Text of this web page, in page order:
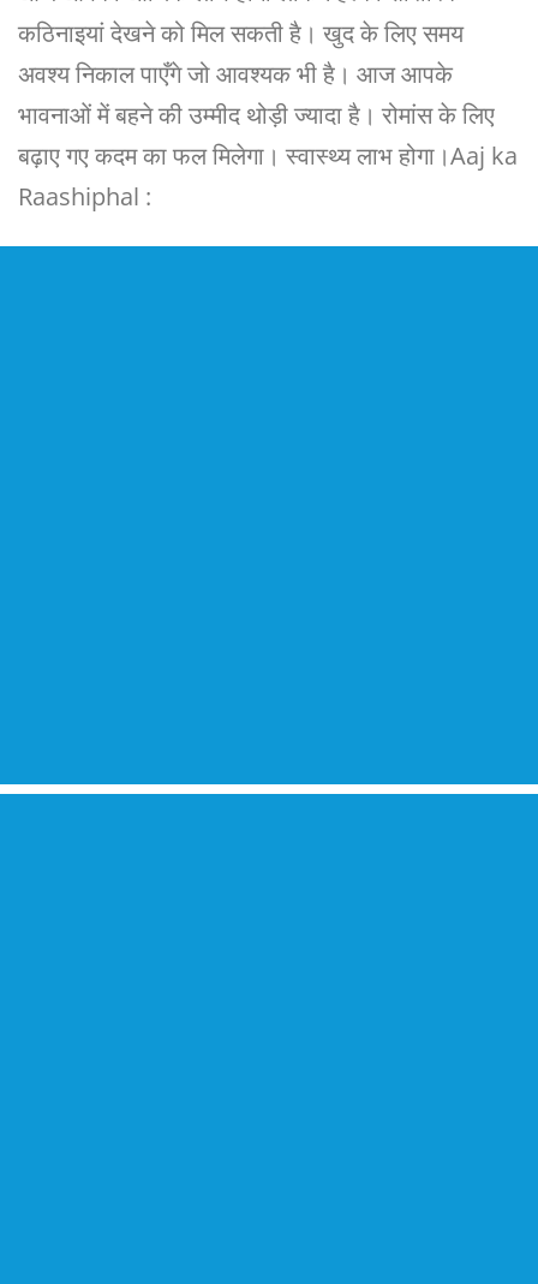
कठिनाइयां देखने को मिल सकती है। खुद के लिए समय
अवश्य निकाल पाएँगे जो आवश्यक भी है। आज आपके
भावनाओं में बहने की उम्मीद थोड़ी ज्यादा है। रोमांस के लिए
बढ़ाए गए कदम का फल मिलेगा। स्वास्थ्य लाभ होगा।Aaj ka
Raashiphal :